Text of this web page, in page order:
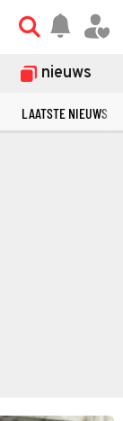
nieuws
LAATSTE NIEUWS